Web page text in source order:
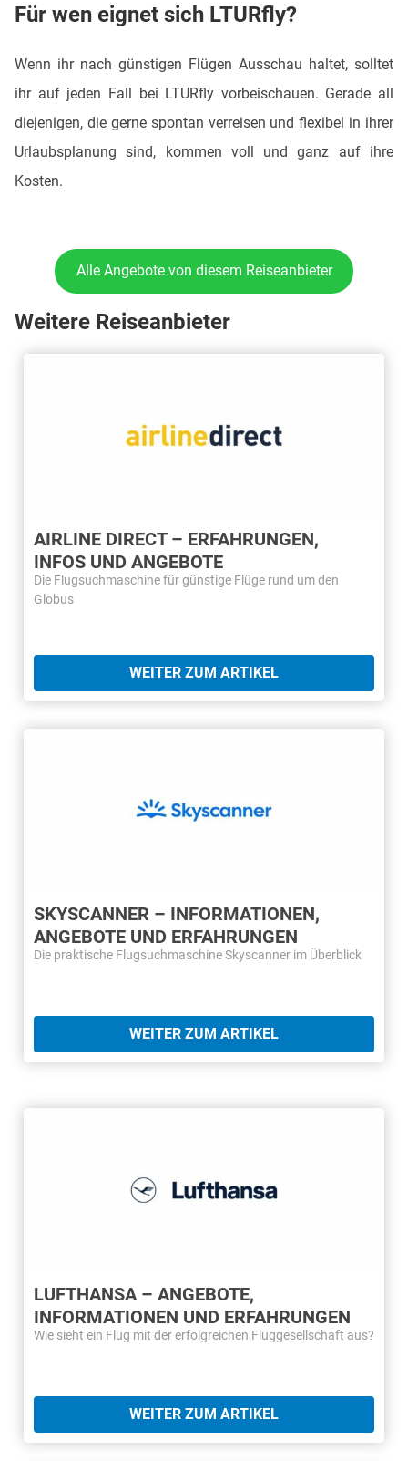
Für wen eignet sich LTURfly?
Wenn ihr nach günstigen Flügen Ausschau haltet, solltet
ihr auf jeden Fall bei LTURfly vorbeischauen. Gerade all
diejenigen, die gerne spontan verreisen und flexibel in ihrer
Urlaubsplanung sind, kommen voll und ganz auf ihre
Kosten.
Alle Angebote von diesem Reiseanbieter
Weitere Reiseanbieter
AIRLINE DIRECT – ERFAHRUNGEN,
INFOS UND ANGEBOTE
Die Flugsuchmaschine für günstige Flüge rund um den
Globus
WEITER ZUM ARTIKEL
SKYSCANNER – INFORMATIONEN,
ANGEBOTE UND ERFAHRUNGEN
Die praktische Flugsuchmaschine Skyscanner im Überblick
WEITER ZUM ARTIKEL
LUFTHANSA – ANGEBOTE,
INFORMATIONEN UND ERFAHRUNGEN
Wie sieht ein Flug mit der erfolgreichen Fluggesellschaft aus?
WEITER ZUM ARTIKEL